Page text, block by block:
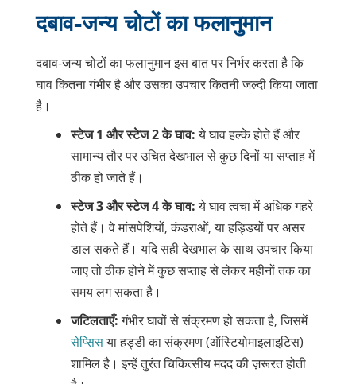
दबाव-जन्य चोटों का फलानुमान
दबाव-जन्य चोटों का फलानुमान इस बात पर निर्भर करता है कि
घाव कितना गंभीर है और उसका उपचार कितनी जल्दी किया जाता
है।
स्टेज 1 और स्टेज 2 के घाव:ये घाव हल्के होते हैं और
सामान्य तौर पर उचित देखभाल से कुछ दिनों या सप्ताह में
ठीक हो जाते हैं।
स्टेज 3 और स्टेज 4 के घाव:ये घाव त्वचा में अधिक गहरे
होते हैं। वे मांसपेशियों, कंडराओं, या हड्डियों पर असर
डाल सकते हैं। यदि सही देखभाल के साथ उपचार किया
जाए तो ठीक होने में कुछ सप्ताह से लेकर महीनों तक का
समय लग सकता है।
जटिलताएँ:गंभीर घावों से संक्रमण हो सकता है, जिसमें
सेप्सिसया हड्डी का संक्रमण (ऑस्टियोमाइलाइटिस)
शामिल है। इन्हें तुरंत चिकित्सीय मदद की ज़रूरत होती